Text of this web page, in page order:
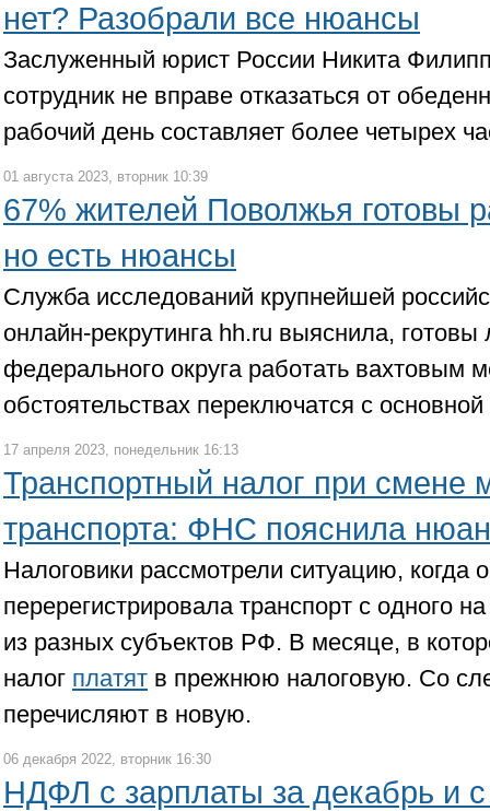
нет? Разобрали все нюансы
Заслуженный юрист России Никита
сотрудник не вправе отказаться от
рабочий день составляет более четырех
01 августа 2023, вторник 10:39
67% жителей Поволжья готовы
но есть нюансы
Служба исследований крупнейшей
онлайн-рекрутинга hh.ru выяснила,
федерального округа работать вахтовым
обстоятельствах переключатся с
17 апреля 2023, понедельник 16:13
Транспортный налог при смене
транспорта: ФНС пояснила
Налоговики рассмотрели ситуацию, когда
перерегистрировала транспорт с одного
из разных субъектов РФ. В месяце, в
налог платят в прежнюю налоговую. Со
перечисляют в новую.
06 декабря 2022, вторник 16:30
НДФЛ с зарплаты за декабрь и